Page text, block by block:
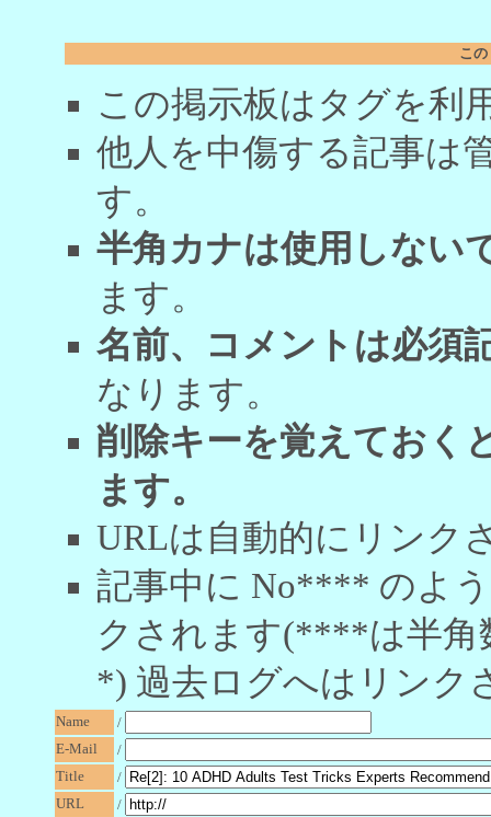
こ
この掲示板はタグを利
他人を中傷する記事は
す。
半角カナは使用しない
ます。
名前、コメントは必須
なります。
削除キーを覚えておく
ます。
URLは自動的にリンク
記事中に No**** のよ
クされます(****は半角
*) 過去ログへはリンク
Name
/
E-Mail
/
Title
/
URL
/